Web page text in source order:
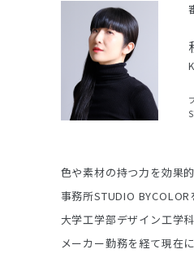
れてきました。この
年目を迎え、他のコ
大きく異なる点とし
対する多方面からの
形となります。
事業者の皆様、社会
スの周辺から、いま
色や素材の持つ力を効果
事務所STUDIO
大学工学部デザイン工学
メーカー勤務を経て現在